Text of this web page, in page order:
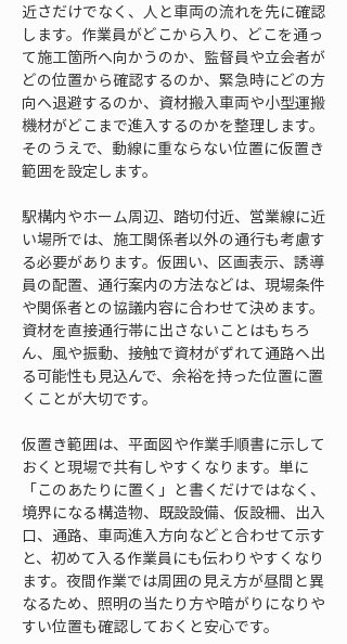
近さだけでなく、人と車両の流れを先に確認
します。作業員がどこから入り、どこを通っ
て施工箇所へ向かうのか、監督員や立会者が
どの位置から確認するのか、緊急時にどの方
向へ退避するのか、資材搬入車両や小型運搬
機材がどこまで進入するのかを整理します。
そのうえで、動線に重ならない位置に仮置き
範囲を設定します。
駅構内やホーム周辺、踏切付近、営業線に近
い場所では、施工関係者以外の通行も考慮す
る必要があります。仮囲い、区画表示、誘導
員の配置、通行案内の方法などは、現場条件
や関係者との協議内容に合わせて決めます。
資材を直接通行帯に出さないことはもちろ
ん、風や振動、接触で資材がずれて通路へ出
る可能性も見込んで、余裕を持った位置に置
くことが大切です。
仮置き範囲は、平面図や作業手順書に示して
おくと現場で共有しやすくなります。単に
「このあたりに置く」と書くだけではなく、
境界になる構造物、既設設備、仮設柵、出入
口、通路、車両進入方向などと合わせて示す
と、初めて入る作業員にも伝わりやすくなり
ます。夜間作業では周囲の見え方が昼間と異
なるため、照明の当たり方や暗がりになりや
すい位置も確認しておくと安心です。